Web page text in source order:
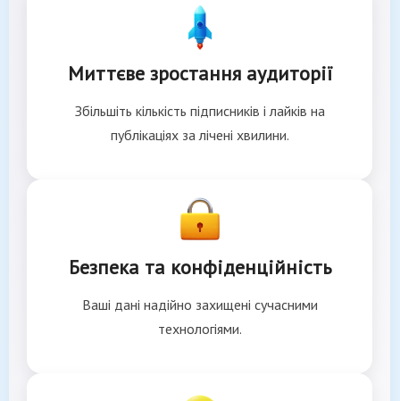
Миттєве зростання аудиторії
Збільшіть кількість підписників і лайків на
публікаціях за лічені хвилини.
Безпека та конфіденційність
Ваші дані надійно захищені сучасними
технологіями.